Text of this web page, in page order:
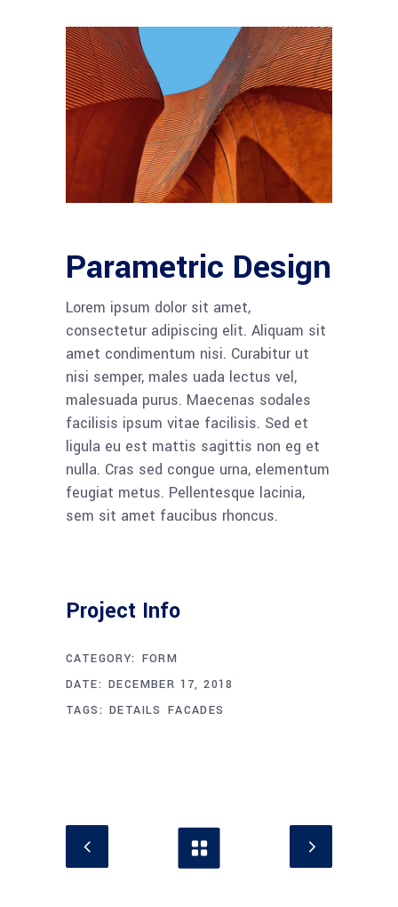
Parametric Design
Lorem ipsum dolor sit amet,
consectetur adipiscing elit. Aliquam sit
amet condimentum nisi. Curabitur ut
nisi semper, males uada lectus vel,
malesuada purus. Maecenas sodales
facilisis ipsum vitae facilisis. Sed et
ligula eu est mattis sagittis non eg et
nulla. Cras sed congue urna, elementum
feugiat metus. Pellentesque lacinia,
sem sit amet faucibus rhoncus.
Project Info
CATEGORY: FORM
DATE: DECEMBER 17, 2018
TAGS: DETAILS FACADES